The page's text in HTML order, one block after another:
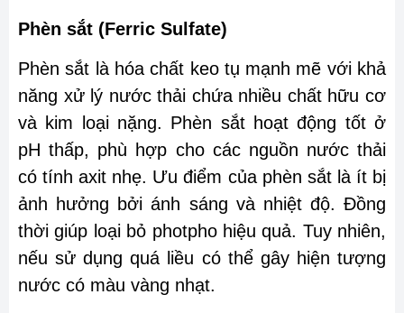
Phèn sắt (Ferric Sulfate)
Phèn sắt là hóa chất keo tụ mạnh mẽ với khả
năng xử lý nước thải chứa nhiều chất hữu cơ
và kim loại nặng. Phèn sắt hoạt động tốt ở
pH thấp, phù hợp cho các nguồn nước thải
có tính axit nhẹ. Ưu điểm của phèn sắt là ít bị
ảnh hưởng bởi ánh sáng và nhiệt độ. Đồng
thời giúp loại bỏ photpho hiệu quả. Tuy nhiên,
nếu sử dụng quá liều có thể gây hiện tượng
nước có màu vàng nhạt.